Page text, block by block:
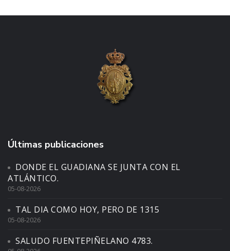
Últimas publicaciones
DONDE EL GUADIANA SE JUNTA CON EL
ATLÁNTICO.
05-08-2026
TAL DIA COMO HOY, PERO DE 1315
05-08-2026
SALUDO FUENTEPIÑELANO 4783.